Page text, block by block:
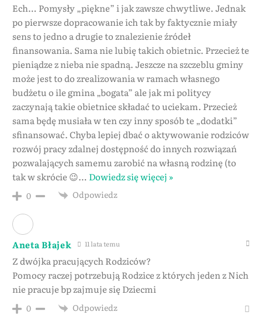
Ech… Pomysły „piękne” i jak zawsze chwytliwe. Jednak
po pierwsze dopracowanie ich tak by faktycznie miały
sens to jedno a drugie to znalezienie źródeł
finansowania. Sama nie lubię takich obietnic. Przecież te
pieniądze z nieba nie spadną. Jeszcze na szczeblu gminy
może jest to do zrealizowania w ramach własnego
budżetu o ile gmina „bogata” ale jak mi politycy
zaczynają takie obietnice składać to uciekam. Przecież
sama będę musiała w ten czy inny sposób te „dodatki”
sfinansować. Chyba lepiej dbać o aktywowanie rodziców
rozwój pracy zdalnej dostępność do innych rozwiązań
pozwalających samemu zarobić na własną rodzinę (to
tak w skrócie 😉… Dowiedz się więcej »
0 Odpowiedz
Aneta Błajek 11 lata temu
Z dwójka pracujących Rodziców?
Pomocy raczej potrzebują Rodzice z których jeden z Nich
nie pracuje bp zajmuje się Dziecmi
0 Odpowiedz